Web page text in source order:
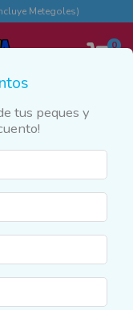
Metegoles)
0
tus peques y